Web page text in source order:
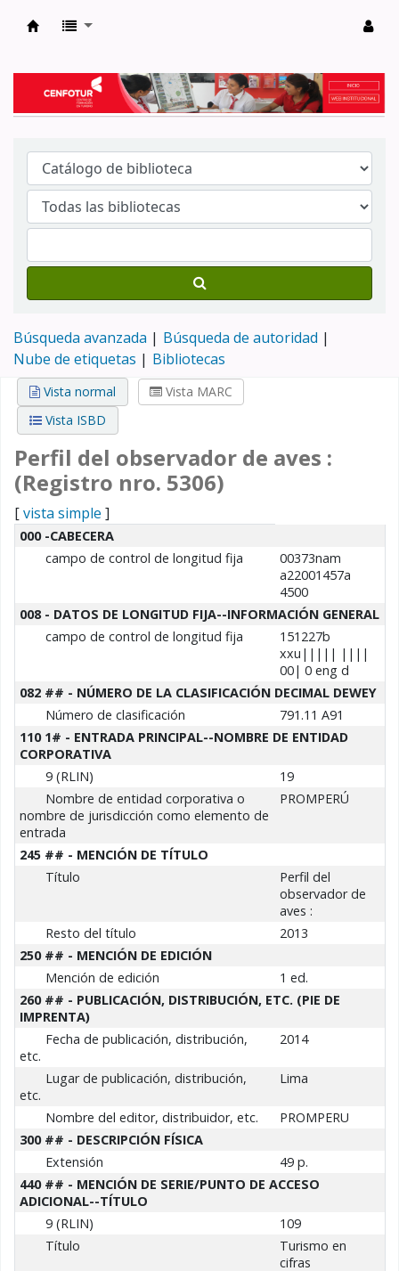
Búsqueda avanzada
Búsqueda de autoridad
Nube de etiquetas
Bibliotecas
Vista normal
Vista MARC
Vista ISBD
Perfil del observador de aves :
(Registro nro. 5306)
[vista simple ]
Detalles MARC
000 -CABECERA
campo de control de longitud fija
00373nam
a22001457a
4500
008 - DATOS DE LONGITUD FIJA--INFORMACIÓN GENERAL
campo de control de longitud fija
151227b
xxu||||| ||||
00| 0 eng d
082 ## - NÚMERO DE LA CLASIFICACIÓN DECIMAL DEWEY
Número de clasificación
791.11 A91
110 1# - ENTRADA PRINCIPAL--NOMBRE DE ENTIDAD
CORPORATIVA
9 (RLIN)
19
Nombre de entidad corporativa o
nombre de jurisdicción como elemento de
entrada
PROMPERÚ
245 ## - MENCIÓN DE TÍTULO
Título
Perfil del
observador de
aves :
Resto del título
2013
250 ## - MENCIÓN DE EDICIÓN
Mención de edición
1 ed.
260 ## - PUBLICACIÓN, DISTRIBUCIÓN, ETC. (PIE DE
IMPRENTA)
Fecha de publicación, distribución,
etc.
2014
Lugar de publicación, distribución,
etc.
Lima
Nombre del editor, distribuidor, etc.
PROMPERU
300 ## - DESCRIPCIÓN FÍSICA
Extensión
49 p.
440 ## - MENCIÓN DE SERIE/PUNTO DE ACCESO
ADICIONAL--TÍTULO
9 (RLIN)
109
Título
Turismo en
cifras